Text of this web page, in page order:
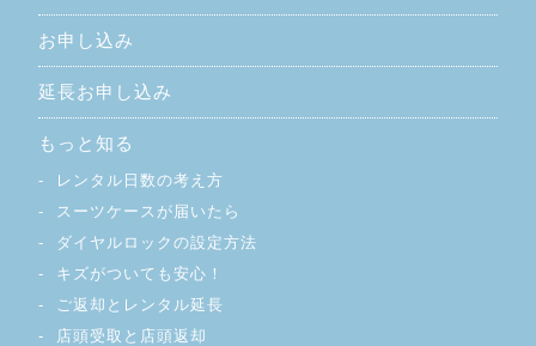
お申し込み
延長お申し込み
もっと知る
レンタル日数の考え方
スーツケースが届いたら
ダイヤルロックの設定方法
キズがついても安心！
ご返却とレンタル延長
店頭受取と店頭返却